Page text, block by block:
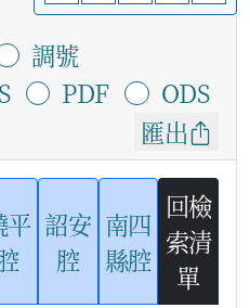
調號
PDF
ODS
匯出
平 詔安
腔
南四
縣腔
回檢
索清
單